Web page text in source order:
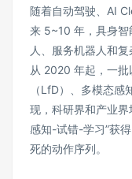
随着自动驾驶、AI
来 5~10 年，具身智
人、服务机器人和复
从 2020 年起，一批
（LfD）、多模态
现，科研界和产业
感知-试错-学习”获
死的动作序列。